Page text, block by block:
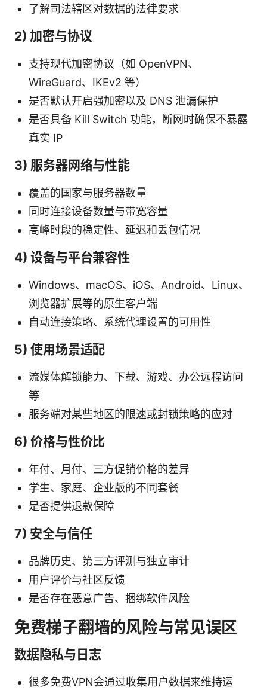
了解司法辖区对数据的法律要求
2) 加密与协议
支持现代加密协议（如 OpenVPN、
WireGuard、IKEv2 等）
是否默认开启强加密以及 DNS 泄漏保护
是否具备 Kill Switch 功能，断网时确保不暴露
真实 IP
3) 服务器网络与性能
覆盖的国家与服务器数量
同时连接设备数量与带宽容量
高峰时段的稳定性、延迟和丢包情况
4) 设备与平台兼容性
Windows、macOS、iOS、Android、Linux、
浏览器扩展等的原生客户端
自动连接策略、系统代理设置的可用性
5) 使用场景适配
流媒体解锁能力、下载、游戏、办公远程访问
等
服务端对某些地区的限速或封锁策略的应对
6) 价格与性价比
年付、月付、三方促销价格的差异
学生、家庭、企业版的不同套餐
是否提供退款保障
7) 安全与信任
品牌历史、第三方评测与独立审计
用户评价与社区反馈
是否存在恶意广告、捆绑软件风险
免费梯子翻墙的风险与常见误区
数据隐私与日志
很多免费VPN会通过收集用户数据来维持运